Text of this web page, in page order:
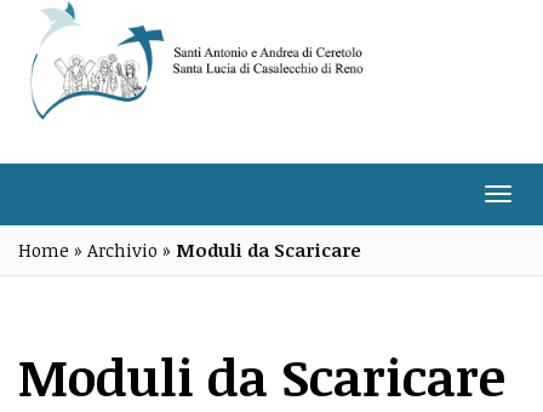
Salta
contenuto
Home » Archivio » Moduli da Scaricare
Moduli da Scaricare